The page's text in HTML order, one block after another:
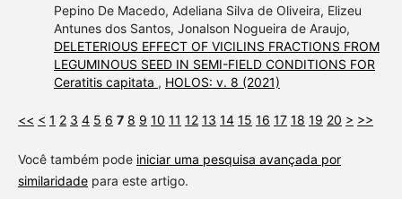
Pepino De Macedo, Adeliana Silva de Oliveira, Elizeu
Antunes dos Santos, Jonalson Nogueira de Araujo,
DELETERIOUS EFFECT OF VICILINS FRACTIONS FROM
LEGUMINOUS SEED IN SEMI-FIELD CONDITIONS FOR
Ceratitis capitata , HOLOS: v. 8 (2021)
<< < 1 2 3 4 5 6 7 8 9 10 11 12 13 14 15 16 17 18 19 20 > >>
Você também pode iniciar uma pesquisa avançada por
similaridadepara este artigo.